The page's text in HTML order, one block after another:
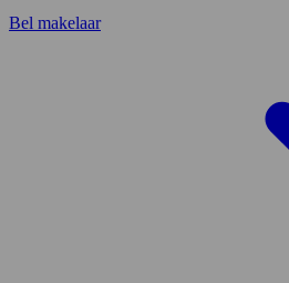
Bel makelaar